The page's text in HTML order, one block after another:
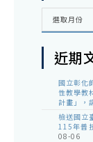
彙
選取月份
近期
國立彰化
性教學教
計畫」，
檢送國立
115年普
08-06